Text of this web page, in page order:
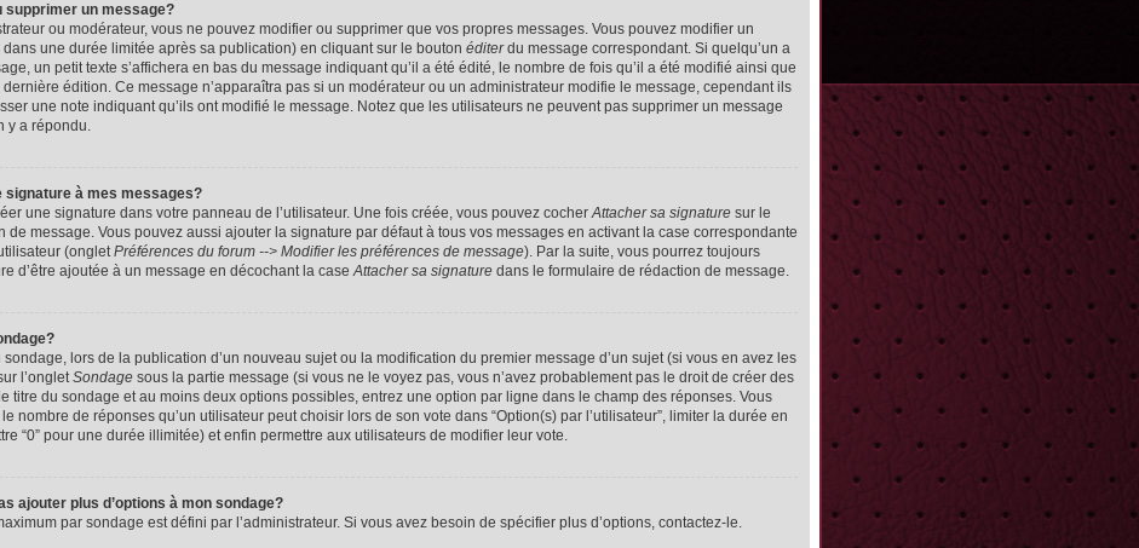
supprimer un message?
ou modérateur, vous ne pouvez modifier ou supprimer que vos propres messages. Vous pouvez modifier un
une durée limitée après sa publication) en cliquant sur le bouton éditerdu message correspondant. Si quelqu’un a
un petit texte s’affichera en bas du message indiquant qu’il a été édité, le nombre de fois qu’il a été modifié ainsi que
dernière édition. Ce message n’apparaîtra pas si un modérateur ou un administrateur modifie le message, cependant ils
une note indiquant qu’ils ont modifié le message. Notez que les utilisateurs ne peuvent pas supprimer un message
y a répondu.
signature à mes messages?
une signature dans votre panneau de l’utilisateur. Une fois créée, vous pouvez cocherAttacher sa signature sur le
de message. Vous pouvez aussi ajouter la signature par défaut à tous vos messages en activant la case correspondante
(ongletPréférences du forum --> Modifier les préférences de message). Par la suite, vous pourrez toujours
d’être ajoutée à un message en décochant la caseAttacher sa signature dans le formulaire de rédaction de message.
sondage, lors de la publication d’un nouveau sujet ou la modification du premier message d’un sujet (si vous en avez les
l’ongletSondage sous la partie message (si vous ne le voyez pas, vous n’avez probablement pas le droit de créer des
titre du sondage et au moins deux options possibles, entrez une option par ligne dans le champ des réponses. Vous
nombre de réponses qu’un utilisateur peut choisir lors de son vote dans “Option(s) par l’utilisateur”, limiter la durée en
“0” pour une durée illimitée) et enfin permettre aux utilisateurs de modifier leur vote.
ajouter plus d’options à mon sondage?
par sondage est défini par l’administrateur. Si vous avez besoin de spécifier plus d’options, contactez-le.